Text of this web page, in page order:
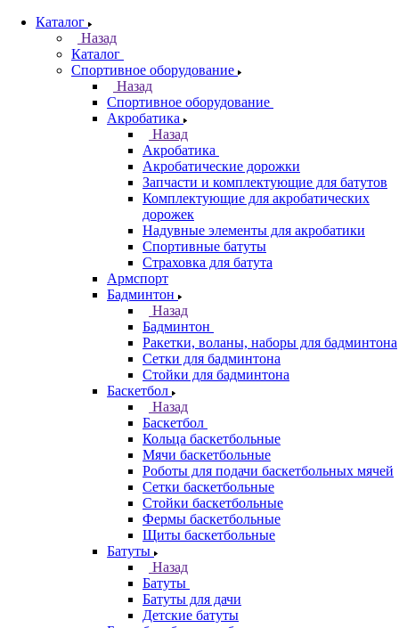
Каталог
Назад
Каталог
Спортивное оборудование
Назад
Спортивное оборудование
Акробатика
Назад
Акробатика
Акробатические дорожки
Запчасти и комплектующие для батутов
Комплектующие для акробатических
дорожек
Надувные элементы для акробатики
Спортивные батуты
Страховка для батута
Армспорт
Бадминтон
Назад
Бадминтон
Ракетки, воланы, наборы для бадминтона
Сетки для бадминтона
Стойки для бадминтона
Баскетбол
Назад
Баскетбол
Кольца баскетбольные
Мячи баскетбольные
Роботы для подачи баскетбольных мячей
Сетки баскетбольные
Стойки баскетбольные
Фермы баскетбольные
Щиты баскетбольные
Батуты
Назад
Батуты
Батуты для дачи
Детские батуты